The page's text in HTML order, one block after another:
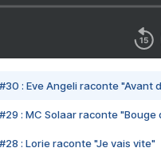
#30 : Eve Angeli raconte "Avant
#29 : MC Solaar raconte "Bouge
#28 : Lorie raconte "Je vais vite"